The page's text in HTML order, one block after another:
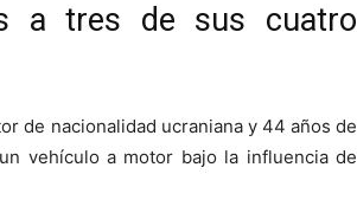
a tres de sus cuatro
de nacionalidad ucraniana y 44 años de
vehículo a motor bajo la influencia de